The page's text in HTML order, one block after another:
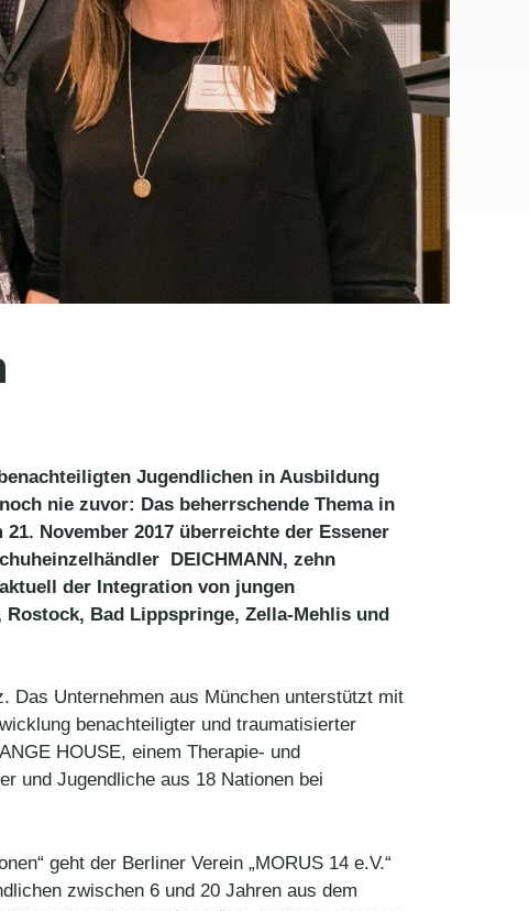
Jugendlichen in Ausbildung
nie zuvor: Das beherrschende Thema in
November 2017 überreichte der Essener
DEICHMANN, zehn
der Integration von jungen
Bad Lippspringe, Zella-Mehlis und
Das Unternehmen aus München unterstützt mit
benachteiligter und traumatisierter
HOUSE, einem Therapie- und
und Jugendliche aus 18 Nationen bei
geht der Berliner Verein „MORUS 14 e.V.“
zwischen 6 und 20 Jahren aus dem